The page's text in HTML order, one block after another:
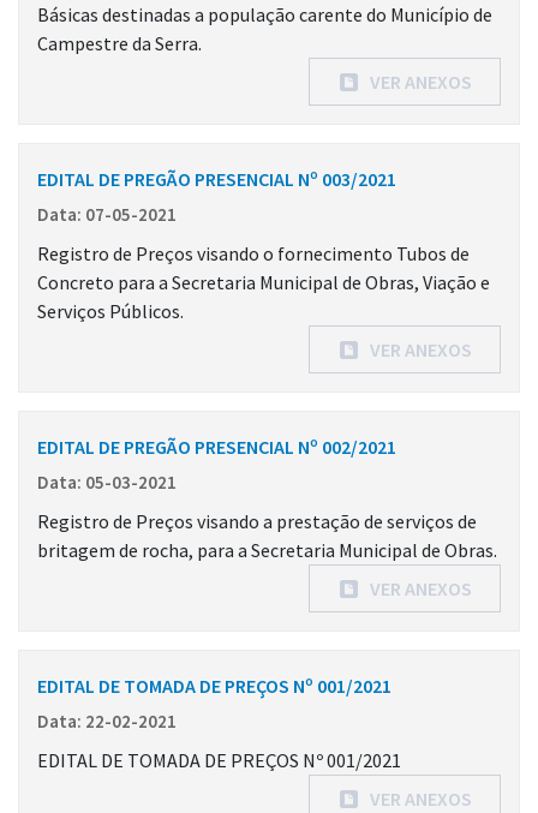
Básicas destinadas a população carente do Município de
Campestre da Serra.
VER ANEXOS
EDITAL DE PREGÃO PRESENCIAL Nº 003/2021
Data: 07-05-2021
Registro de Preços visando o fornecimento Tubos de
Concreto para a Secretaria Municipal de Obras, Viação e
Serviços Públicos.
VER ANEXOS
EDITAL DE PREGÃO PRESENCIAL Nº 002/2021
Data: 05-03-2021
Registro de Preços visando a prestação de serviços de
britagem de rocha, para a Secretaria Municipal de Obras.
VER ANEXOS
EDITAL DE TOMADA DE PREÇOS Nº 001/2021
Data: 22-02-2021
EDITAL DE TOMADA DE PREÇOS Nº 001/2021
VER ANEXOS